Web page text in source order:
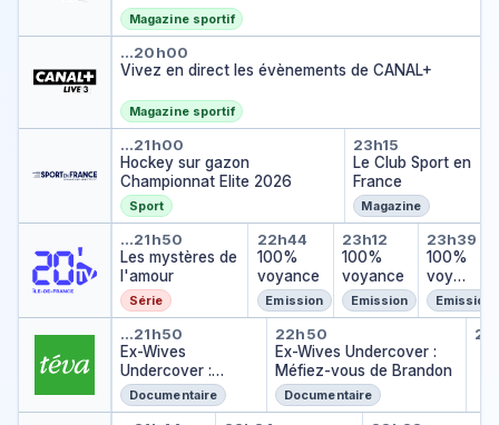
Magazine sportif
Vivez en direct les
…20h00
Vivez en direct les évènements de CANAL+
Magazine sportif
Hockey sur gazon
…21h00
Hockey sur gazon
Championnat Elite 2026
Sport
Le Club
23h15
Le Club Sport en
France
Magazine
Les mystères de l'amour
…21h50
Les mystères de
l'amour
Série
100% voyance
22h44
100%
voyance
Emission
100%
23h12
100%
voyance
Emission
23h39
100%
voyan
ceEmission
Ex-Wives Undercover :
…21h50
Ex-Wives
Undercover :
Méfiez-vous de
Brandon
Documentaire
Ex-Wives
22h50
Ex-Wives Undercover :
Méfiez-vous de Brandon
Documentaire